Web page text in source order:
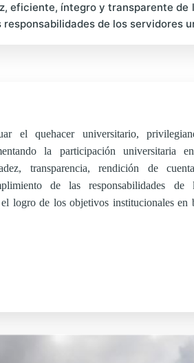
eficiente, íntegro y transparente de
de los servidores
el quehacer universitario,
la participación universitaria
transparencia, rendición de
de las responsabilidades de
logro de los objetivos institucionales en